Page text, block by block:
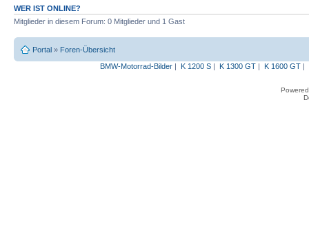
WER IST ONLINE?
Mitglieder in diesem Forum: 0 Mitglieder und 1 Gast
Portal » Foren-Übersicht
BMW-Motorrad-Bilder| K 1200 S| K 1300 GT| K 1600 GT|